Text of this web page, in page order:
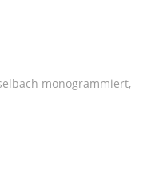
monogrammiert,